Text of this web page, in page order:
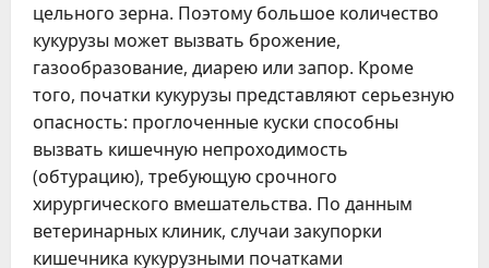
цельного зерна. Поэтому большое количество
кукурузы может вызвать брожение,
газообразование, диарею или запор. Кроме
того, початки кукурузы представляют серьезную
опасность: проглоченные куски способны
вызвать кишечную непроходимость
(обтурацию), требующую срочного
хирургического вмешательства. По данным
ветеринарных клиник, случаи закупорки
кишечника кукурузными початками